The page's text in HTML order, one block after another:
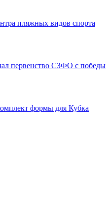
пляжных видов спорта
первенство СЗФО с победы
формы для Кубка